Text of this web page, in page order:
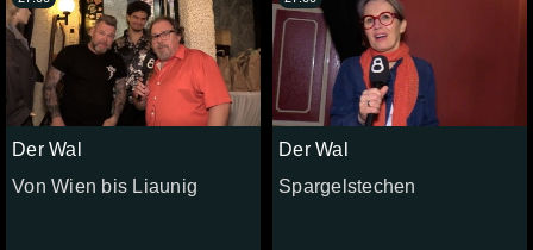
Der Wal
Von Wien bis Liaunig
Der Wal
Spargelstechen